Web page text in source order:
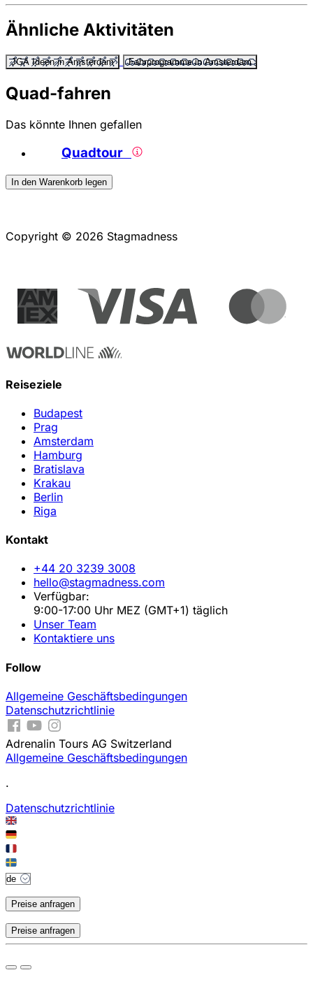
Ähnliche Aktivitäten
JGA Ideen in Amsterdam Fahrprogramme in Amsterdam
Quad-fahren
Das könnte Ihnen gefallen
Quadtour
In den Warenkorb legen
Copyright © 2026 Stagmadness
Reiseziele
Budapest
Prag
Amsterdam
Hamburg
Bratislava
Krakau
Berlin
Riga
Kontakt
+44 20 3239 3008
hello@stagmadness.com
Verfügbar:
9:00-17:00 Uhr MEZ (GMT+1) täglich
Unser Team
Kontaktiere uns
Follow
Allgemeine Geschäftsbedingungen
Datenschutzrichtlinie
Adrenalin Tours AG Switzerland
Allgemeine Geschäftsbedingungen
.
Datenschutzrichtlinie
Preise anfragen
Preise anfragen